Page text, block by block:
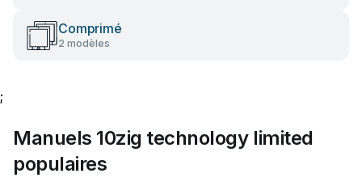
Comprimé
2 modèles
;
Manuels 10zig technology limited
populaires